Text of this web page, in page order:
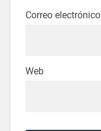
Correo electrónico
Web